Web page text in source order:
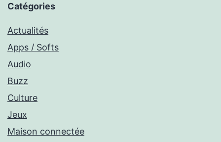
Catégories
Actualités
Apps / Softs
Audio
Buzz
Culture
Jeux
Maison connectée